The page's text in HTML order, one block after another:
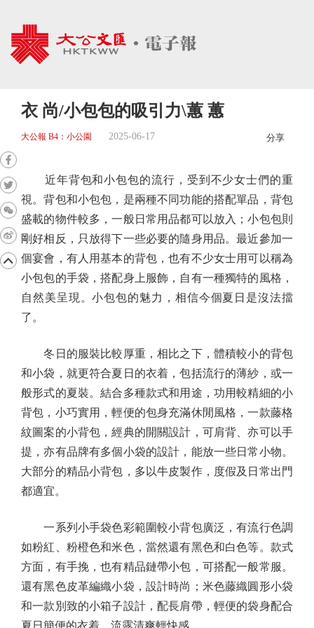
衣 尚/小包包的吸引力\蕙 蕙
大公報 B4：小公園 2025-06-17 分享
近年背包和小包包的流行，受到不少女士們的重
視。背包和小包包，是兩種不同功能的搭配單品，背包
盛載的物件較多，一般日常用品都可以放入；小包包則
剛好相反，只放得下一些必要的隨身用品。最近參加一
個宴會，有人用基本的背包，也有不少女士用可以稱為
小包包的手袋，搭配身上服飾，自有一種獨特的風格，
自然美呈現。小包包的魅力，相信今個夏日是沒法擋
了。
冬日的服裝比較厚重，相比之下，體積較小的背包
和小袋，就更符合夏日的衣着，包括流行的薄紗，或一
般形式的夏裝。結合多種款式和用途，功用較精細的小
背包，小巧實用，輕便的包身充滿休閒風格，一款藤格
紋圖案的小背包，經典的開關設計，可肩背、亦可以手
提，亦有品牌有多個小袋的設計，能放一些日常小物。
大部分的精品小背包，多以牛皮製作，度假及日常出門
都適宜。
一系列小手袋色彩範圍較小背包廣泛，有流行色調
如粉紅、粉橙色和米色，當然還有黑色和白色等。款式
方面，有手挽，也有精品鏈帶小包，可搭配一般常服。
還有黑色皮革編織小袋，設計時尚；米色藤織圓形小袋
和一款別致的小箱子設計，配長肩帶，輕便的袋身配合